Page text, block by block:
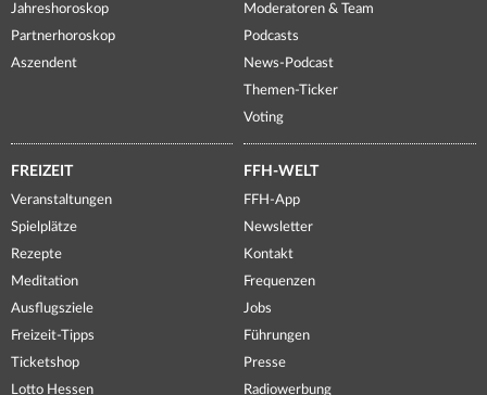
Jahreshoroskop
Partnerhoroskop
Aszendent
Moderatoren & Team
Podcasts
News-Podcast
Themen-Ticker
Voting
FREIZEIT
Veranstaltungen
Spielplätze
Rezepte
Meditation
Ausflugsziele
Freizeit-Tipps
Ticketshop
Lotto Hessen
FFH-WELT
FFH-App
Newsletter
Kontakt
Frequenzen
Jobs
Führungen
Presse
Radiowerbung